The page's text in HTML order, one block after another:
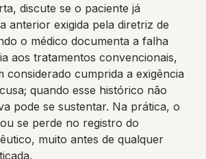
discute se o paciente já
anterior exigida pela diretriz de
o médico documenta a falha
aos tratamentos convencionais,
considerado cumprida a exigência
quando esse histórico não
pode se sustentar. Na prática, o
se perde no registro do
muito antes de qualquer